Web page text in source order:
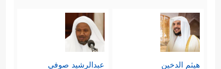
هيثم الدخين عبدالرشيد صوفي